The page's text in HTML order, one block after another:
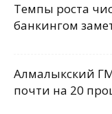
Темпы роста
банкингом
Алмалыкский
почти на 20